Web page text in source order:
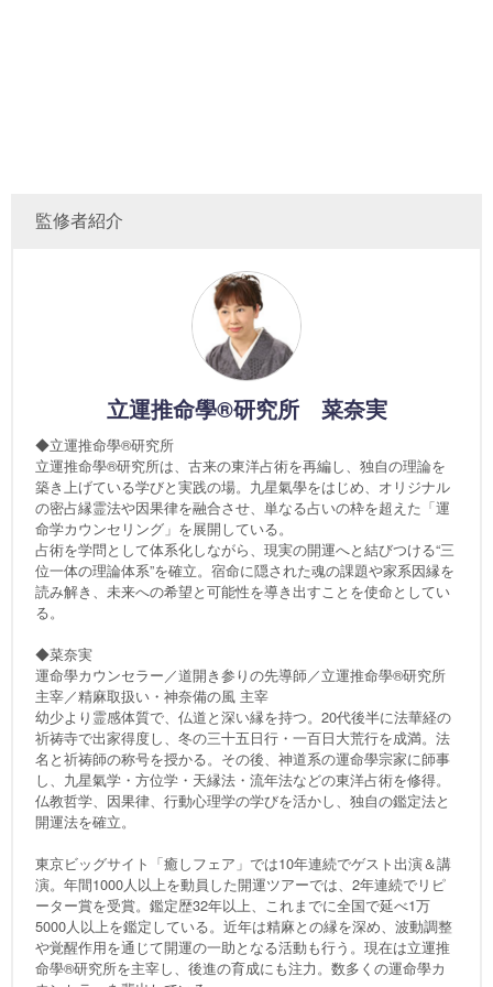
監修者紹介
立運推命學®研究所 菜奈実
◆立運推命學®研究所
立運推命學®研究所は、古来の東洋占術を再編し、独自の理論を
築き上げている学びと実践の場。九星氣學をはじめ、オリジナル
の密占縁霊法や因果律を融合させ、単なる占いの枠を超えた「運
命学カウンセリング」を展開している。
占術を学問として体系化しながら、現実の開運へと結びつける“三
位一体の理論体系”を確立。宿命に隠された魂の課題や家系因縁を
読み解き、未来への希望と可能性を導き出すことを使命としてい
る。
◆菜奈実
運命學カウンセラー／道開き参りの先導師／立運推命學®研究所
主宰／精麻取扱い・神奈備の風 主宰
幼少より霊感体質で、仏道と深い縁を持つ。20代後半に法華経の
祈祷寺で出家得度し、冬の三十五日行・一百日大荒行を成満。法
名と祈祷師の称号を授かる。その後、神道系の運命學宗家に師事
し、九星氣学・方位学・天縁法・流年法などの東洋占術を修得。
仏教哲学、因果律、行動心理学の学びを活かし、独自の鑑定法と
開運法を確立。
東京ビッグサイト「癒しフェア」では10年連続でゲスト出演＆講
演。年間1000人以上を動員した開運ツアーでは、2年連続でリピ
ーター賞を受賞。鑑定歴32年以上、これまでに全国で延べ1万
5000人以上を鑑定している。近年は精麻との縁を深め、波動調整
や覚醒作用を通じて開運の一助となる活動も行う。現在は立運推
命學®研究所を主宰し、後進の育成にも注力。数多くの運命學カ